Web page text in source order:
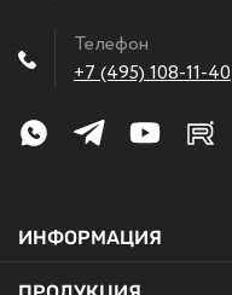
Телефон
+7 (495) 108-11-40
ИНФОРМАЦИЯ